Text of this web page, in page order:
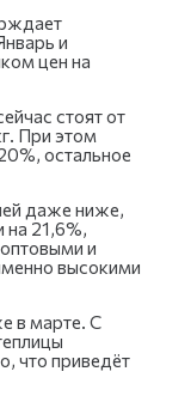
и
цен на
стоят от
При этом
остальное
даже ниже,
21,6%,
и
высокими
в марте. С
что приведёт